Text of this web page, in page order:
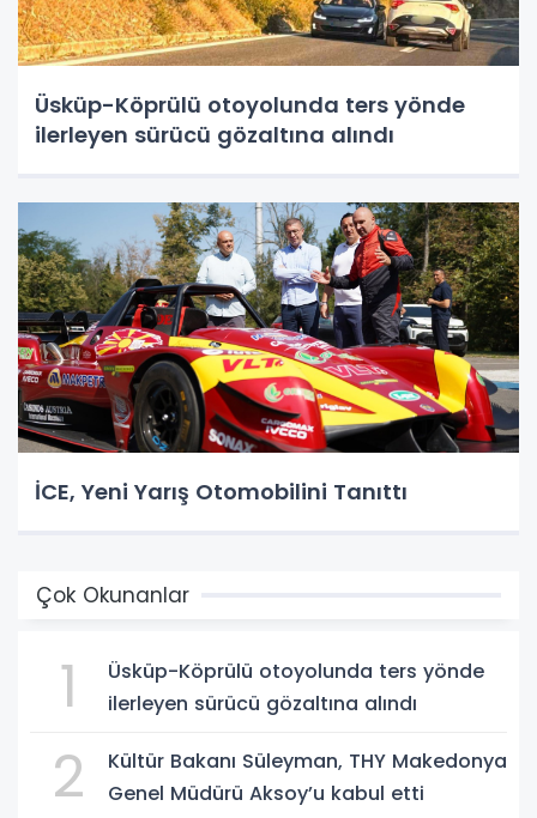
Üsküp-Köprülü otoyolunda ters yönde
ilerleyen sürücü gözaltına alındı
İCE, Yeni Yarış Otomobilini Tanıttı
Çok Okunanlar
1
Üsküp-Köprülü otoyolunda ters yönde
ilerleyen sürücü gözaltına alındı
2
Kültür Bakanı Süleyman, THY Makedonya
Genel Müdürü Aksoy’u kabul etti